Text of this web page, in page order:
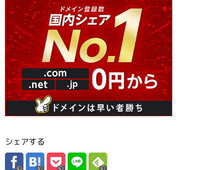
シェアする